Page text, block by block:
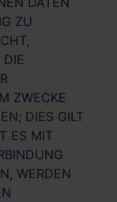
ZU
DIE
ZWECKE
DIES GILT
ES MIT
WERDEN